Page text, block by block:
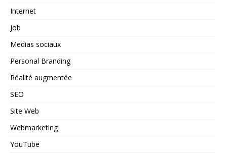
Internet
Job
Medias sociaux
Personal Branding
Réalité augmentée
SEO
Site Web
Webmarketing
YouTube